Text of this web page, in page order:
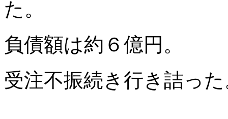
た。
負債額は約６億円。
受注不振続き行き詰っ